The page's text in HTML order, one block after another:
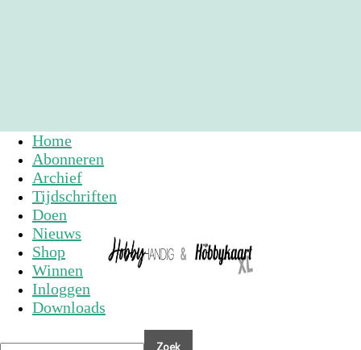
Home
Abonneren
Archief
Tijdschriften
Doen
Nieuws
Shop
Winnen
Inloggen
Downloads